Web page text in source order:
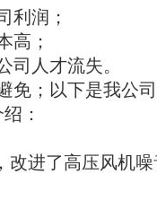
利润；
高；
人才流失。
免；以下是我公
：
进了高压风机噪